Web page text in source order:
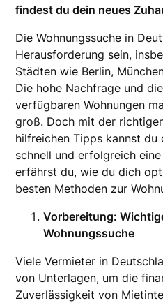
findest du dein neues
Die Wohnungssuche in
Herausforderung sein,
Städten wie Berlin,
Die hohe Nachfrage und
verfügbaren Wohnungen
groß. Doch mit der
hilfreichen Tipps kannst du
schnell und erfolgreich
erfährst du, wie du dich
besten Methoden zur
Vorbereitung:
Wohnungssuche
Viele Vermieter in
von Unterlagen, um die
Zuverlässigkeit von